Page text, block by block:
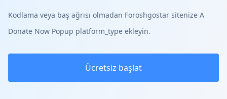
Kodlama veya baş ağrısı olmadan Foroshgostar sitenize A
Donate Now Popup platform_type ekleyin.
Ücretsiz başlat